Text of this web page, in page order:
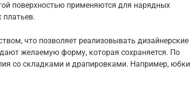
поверхностью применяются для нарядных
платьев.
что позволяет реализовывать дизайнерские
желаемую форму, которая сохраняется. По
со складками и драпировками. Например, юбки